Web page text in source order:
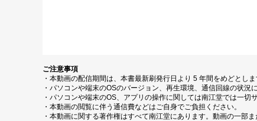
ご注意事項
・本動画の配信期間は、本書最新刷発行日より 5 年間をめどとし
・パソコンや端末のOSのバージョン、再生環境、通信回線の状況
・パソコンや端末のOS、アプリの操作に関しては南江堂では一切
・本動画の閲覧に伴う通信費などはご自身でご負担ください。
・本動画に関する著作権はすべて南江堂にあります。動画の一部